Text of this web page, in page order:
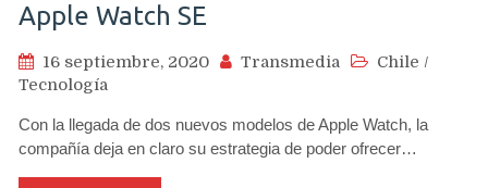
Apple Watch SE
16 septiembre, 2020 Transmedia Chile /
Tecnología
Con la llegada de dos nuevos modelos de Apple Watch, la
compañía deja en claro su estrategia de poder ofrecer…